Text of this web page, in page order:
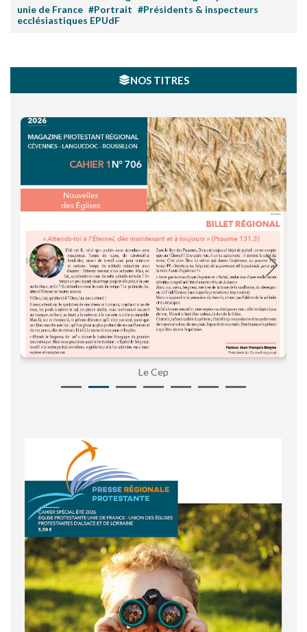
unie de France #Portrait #Présidents & inspecteurs
ecclésiastiques EPUdF
NOS TITRES
Le Cep